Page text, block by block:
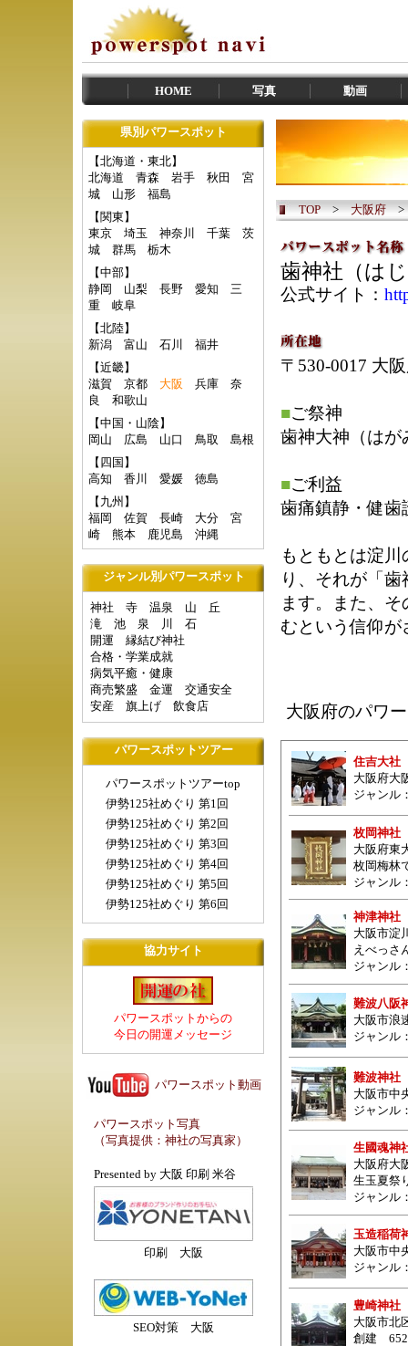
HOME 写真 動画
県別パワースポット
【北海道・東北】
北海道
青森 岩手 秋田
宮
城
山形
福島
【関東】
東京
埼玉 神奈川 千葉
茨
城
群馬
栃木
【中部】
静岡
山梨 長野 愛知
三
重
岐阜
【北陸】
新潟
富山 石川
福井
【近畿】
滋賀
京都 大阪 兵庫
奈
良
和歌山
【中国・山陰】
岡山
広島 山口 鳥取
島根
【四国】
高知
香川 愛媛
徳島
【九州】
福岡
佐賀 長崎 大分
宮
崎
熊本 鹿児島 沖縄
ジャンル別パワースポット
神社 寺 温泉 山
丘
滝
池 泉 川
石
開運
縁結び神社
合格・学業成就
病気平癒・健康
商売繁盛
金運
交通安全
安産
旗上げ 飲食店
パワースポットツアー
パワースポットツアーtop
伊勢125社めぐり 第1回
伊勢125社めぐり 第2回
伊勢125社めぐり 第3回
伊勢125社めぐり 第4回
伊勢125社めぐり 第5回
伊勢125社めぐり 第6回
協力サイト
パワースポットからの
今日の開運メッセージ
パワースポット動画
パワースポット写真
（写真提供： 神社の写真家 ）
Presented by 大阪 印刷 米谷
印刷 大阪
SEO対策 大阪
TOP>大阪府
歯神社（は
公式サイト：
〒530-0017 大
■ご祭神
歯神大神（はが
■ご利益
歯痛鎮静・健歯
もともとは淀
り、それが「
ます。また、
むという信仰が
大阪府のパワ
住吉大社
大阪府大
ジャンル
枚岡神社
大阪府東
枚岡梅林
ジャンル
神津神社
大阪市淀
えべっさ
ジャンル
難波八阪
大阪市浪
ジャンル
難波神社
大阪市中
ジャンル
生國魂神
大阪府大
生玉夏祭
ジャンル
玉造稲荷
大阪市中
ジャンル
豊崎神社
大阪市北
創建 652